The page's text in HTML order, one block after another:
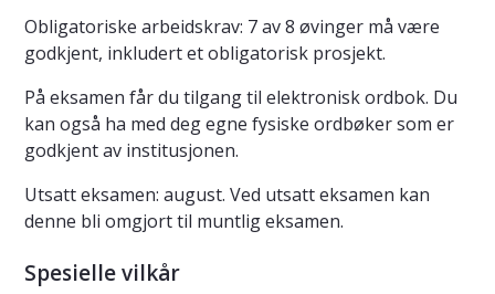
Obligatoriske arbeidskrav: 7 av 8 øvinger må være
godkjent, inkludert et obligatorisk prosjekt.
På eksamen får du tilgang til elektronisk ordbok. Du
kan også ha med deg egne fysiske ordbøker som er
godkjent av institusjonen.
Utsatt eksamen: august. Ved utsatt eksamen kan
denne bli omgjort til muntlig eksamen.
Spesielle vilkår